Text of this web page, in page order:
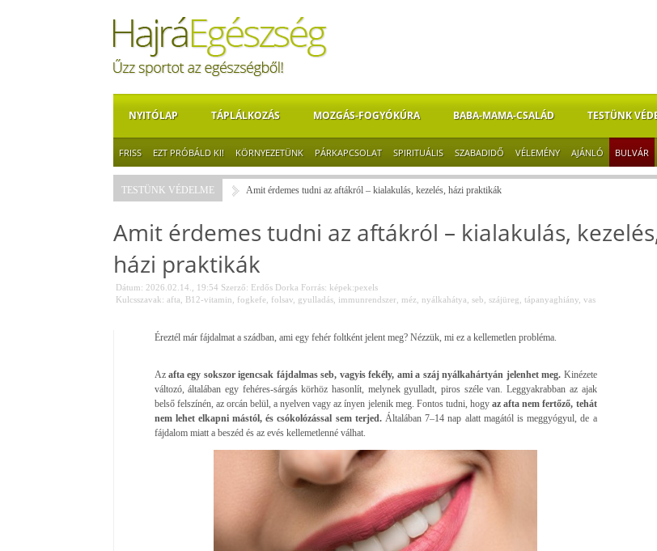
NYITÓLAP TÁPLÁLKOZÁS MOZGÁS-FOGYÓKÚRA BABA-MAMA-CSALÁD TESTÜNK
FRISS EZT PRÓBÁLD KI! KÖRNYEZETÜNK PÁRKAPCSOLAT SPIRITUÁLIS SZABADIDŐ VÉLEMÉNY AJÁNLÓ BULVÁR
TESTÜNK VÉDELME Amit érdemes tudni az aftákról – kialakulás, kezelés, házi praktikák
Amit érdemes tudni az aftákról – kialakulás,
házi praktikák
Dátum: 2026.02.14., 19:54 Szerző: Erdős Dorka Forrás: képek:pexels
Kulcsszavak: afta B12-vitamin fogkefe, folsav, gyulladás, immunrendszer, méz nyálkahátya seb szájüreg tápanyaghiány, vas
Éreztél már fájdalmat a szádban, ami egy fehér foltként jelent meg? Nézzük, mi ez a kellemetlen probléma.
Az afta egy sokszor igencsak fájdalmas seb, vagyis fekély, ami a száj nyálkahártyán jelenhet meg. Kinézete
változó, általában egy fehéres-sárgás körhöz hasonlít, melynek gyulladt, piros széle van. Leggyakrabban az ajak
belső felszínén, az orcán belül, a nyelven vagy az ínyen jelenik meg. Fontos tudni, hogyaz afta nem fertőző, tehát
nem lehet elkapni mástól, és csókolózással sem terjed. Általában 7–14 nap alatt magától is meggyógyul, de a
fájdalom miatt a beszéd és az evés kellemetlenné válhat.